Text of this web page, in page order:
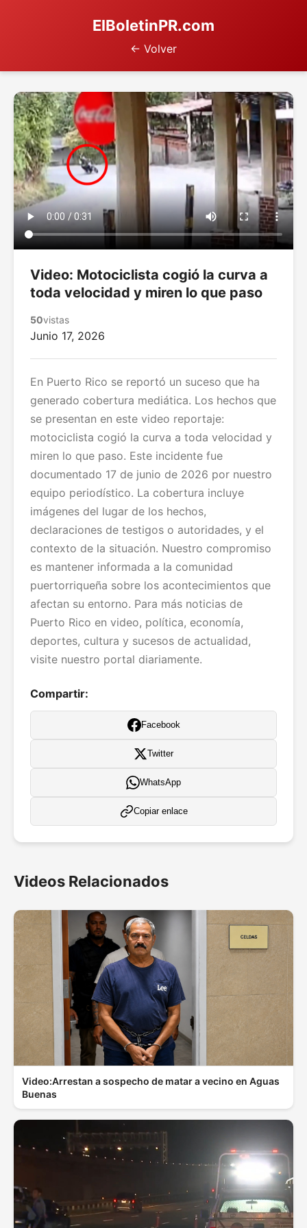
ElBoletinPR.com
← Volver
Video: Motociclista cogió la curva a
toda velocidad y miren lo que paso
50vistas
Junio 17, 2026
En Puerto Rico se reportó un suceso que ha
generado cobertura mediática. Los hechos que
se presentan en este video reportaje:
motociclista cogió la curva a toda velocidad y
miren lo que paso. Este incidente fue
documentado 17 de junio de 2026 por nuestro
equipo periodístico. La cobertura incluye
imágenes del lugar de los hechos,
declaraciones de testigos o autoridades, y el
contexto de la situación. Nuestro compromiso
es mantener informada a la comunidad
puertorriqueña sobre los acontecimientos que
afectan su entorno. Para más noticias de
Puerto Rico en video, política, economía,
deportes, cultura y sucesos de actualidad,
visite nuestro portal diariamente.
Compartir:
Facebook
Twitter
WhatsApp
Copiar enlace
Videos Relacionados
Video:Arrestan a sospecho de matar a vecino en Aguas
Buenas